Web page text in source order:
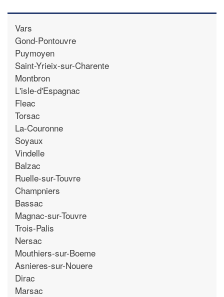
Vars
Gond-Pontouvre
Puymoyen
Saint-Yrieix-sur-Charente
Montbron
L'isle-d'Espagnac
Fleac
Torsac
La-Couronne
Soyaux
Vindelle
Balzac
Ruelle-sur-Touvre
Champniers
Bassac
Magnac-sur-Touvre
Trois-Palis
Nersac
Mouthiers-sur-Boeme
Asnieres-sur-Nouere
Dirac
Marsac